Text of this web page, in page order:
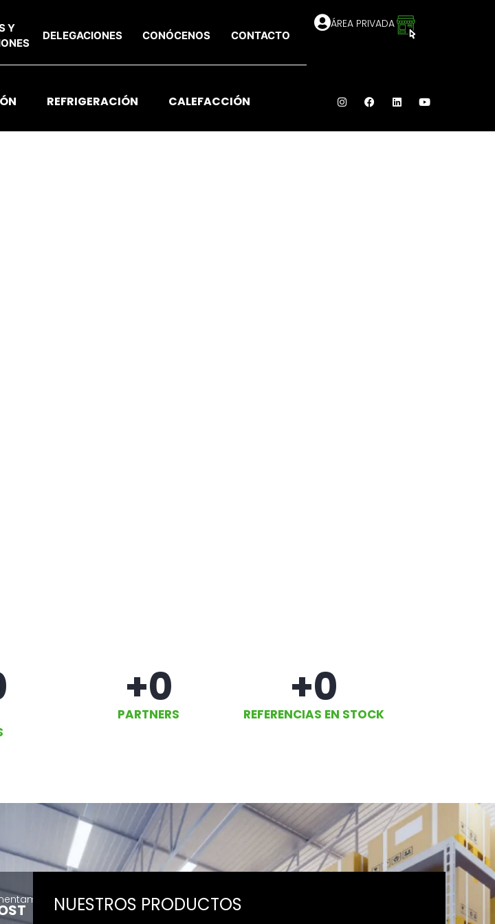
Y
DELEGACIONES CONÓCENOS CONTACTO
ÁREA PRIVADA
REFRIGERACIÓN CALEFACCIÓN
PARTNERS
+0
REFERENCIAS EN STOCK
+0
NUESTROS PRODUCTOS